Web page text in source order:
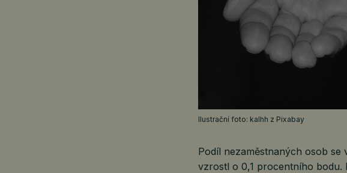
Ilustrační foto: kalhh z Pixabay
Podíl nezaměstnaných osob se
vzrostl o 0,1 procentního bodu.